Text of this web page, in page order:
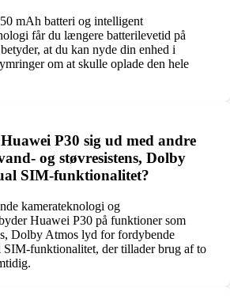
mAh batteri og intelligent
får du længere batterilevetid på
at du kan nyde din enhed i
om at skulle oplade den hele
P30 sig ud med andre
og støvresistens, Dolby
SIM-funktionalitet?
kamerateknologi og
Huawei P30 på funktioner som
Dolby Atmos lyd for fordybende
SIM-funktionalitet, der tillader brug af to